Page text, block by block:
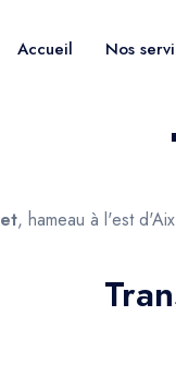
Accueil Nos
, hameau à l'est